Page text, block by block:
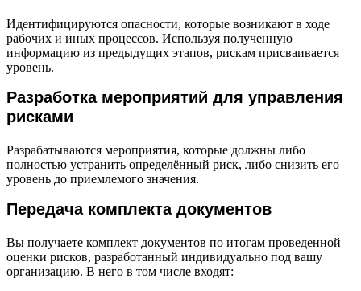
Идентифицируются опасности, которые возникают в ходе
рабочих и иных процессов. Используя полученную
информацию из предыдущих этапов, рискам присваивается
уровень.
Разработка мероприятий для управления
рисками
Разрабатываются мероприятия, которые должны либо
полностью устранить определённый риск, либо снизить его
уровень до приемлемого значения.
Передача комплекта документов
Вы получаете комплект документов по итогам проведенной
оценки рисков, разработанный индивидуально под вашу
организацию. В него в том числе входят: